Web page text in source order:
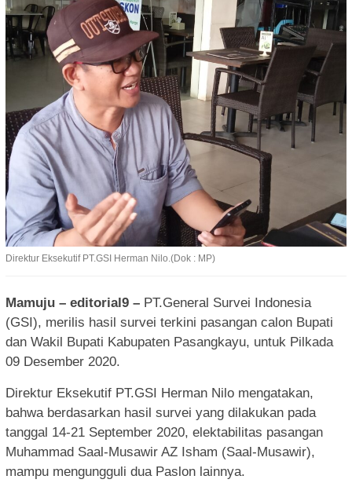
Direktur Eksekutif PT.GSI Herman Nilo.(Dok : MP)
Mamuju – editorial9 – PT.General Survei Indonesia
(GSI), merilis hasil survei terkini pasangan calon Bupati
dan Wakil Bupati Kabupaten Pasangkayu, untuk Pilkada
09 Desember 2020.
Direktur Eksekutif PT.GSI Herman Nilo mengatakan,
bahwa berdasarkan hasil survei yang dilakukan pada
tanggal 14-21 September 2020, elektabilitas pasangan
Muhammad Saal-Musawir AZ Isham (Saal-Musawir),
mampu mengungguli dua Paslon lainnya.